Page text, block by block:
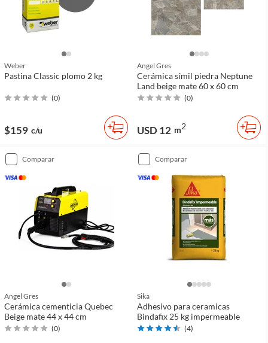
Weber
Pastina Classic plomo 2 kg
(0)
$159 c/u
Angel Gres
Cerámica símil piedra Neptune
Land beige mate 60 x 60 cm
(0)
USD 12 m2
comparar
Angel Gres
Cerámica cementicia Quebec
Beige mate 44 x 44 cm
(0)
comparar
Sika
Adhesivo para ceramicas
Bindafix 25 kg impermeable
(4)